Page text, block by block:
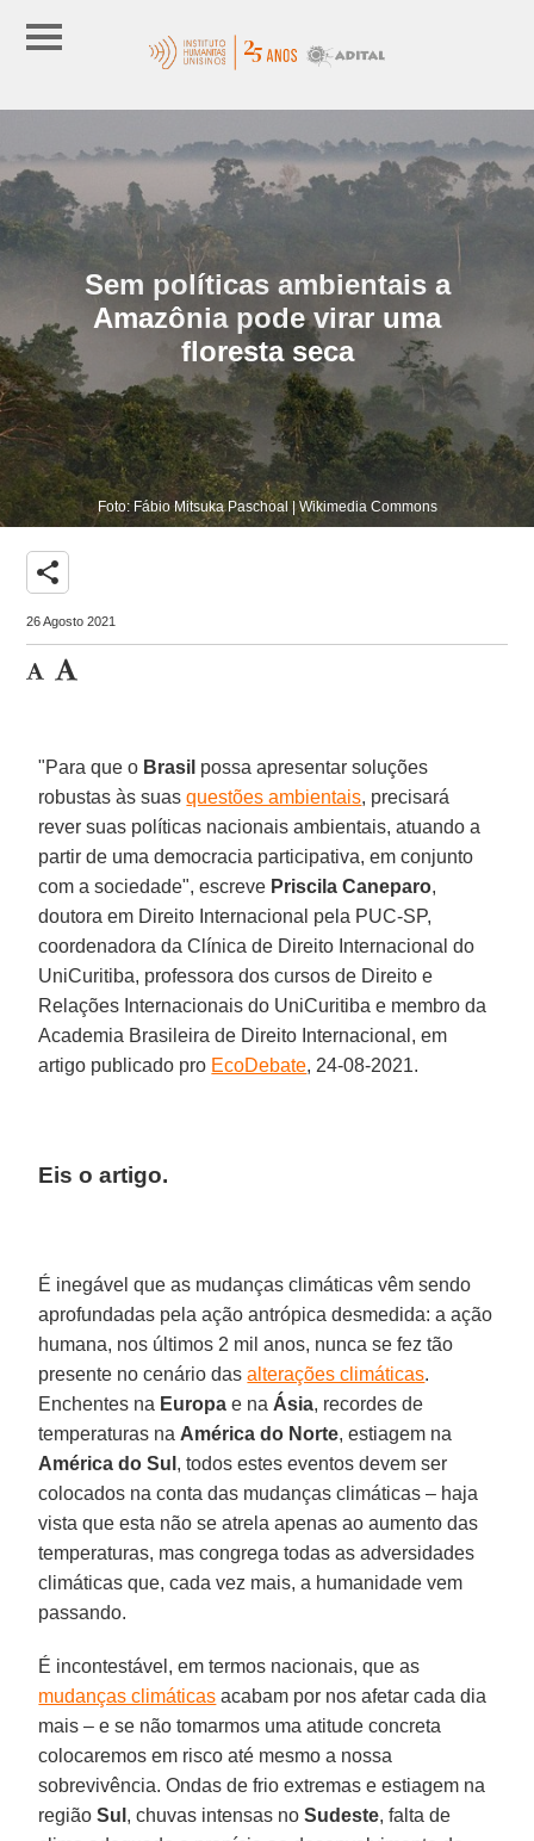
Sem políticas ambientais a
Amazônia pode virar uma
floresta seca
Foto: Fábio Mitsuka Paschoal | Wikimedia Commons
share
26 Agosto 2021
"Para que o Brasil possa apresentar soluções
robustas às suasquestões ambientais, precisará
rever suas políticas nacionais ambientais, atuando a
partir de uma democracia participativa, em conjunto
com a sociedade", escreve Priscila Caneparo,
doutora em Direito Internacional pela PUC-SP,
coordenadora da Clínica de Direito Internacional do
UniCuritiba, professora dos cursos de Direito e
Relações Internacionais do UniCuritiba e membro da
Academia Brasileira de Direito Internacional, em
artigo publicado pro EcoDebate, 24-08-2021.
Eis o artigo.
É inegável que as mudanças climáticas vêm sendo
aprofundadas pela ação antrópica desmedida: a ação
humana, nos últimos 2 mil anos, nunca se fez tão
presente no cenário dasalterações climáticas.
Enchentes na Europa e na Ásia, recordes de
temperaturas na América do Norte, estiagem na
América do Sul , todos estes eventos devem ser
colocados na conta das mudanças climáticas – haja
vista que esta não se atrela apenas ao aumento das
temperaturas, mas congrega todas as adversidades
climáticas que, cada vez mais, a humanidade vem
passando.
É incontestável, em termos nacionais, que as
mudanças climáticas acabam por nos afetar cada dia
mais – e se não tomarmos uma atitude concreta
colocaremos em risco até mesmo a nossa
sobrevivência. Ondas de frio extremas e estiagem na
regiãoSul , chuvas intensas noSudeste, falta de